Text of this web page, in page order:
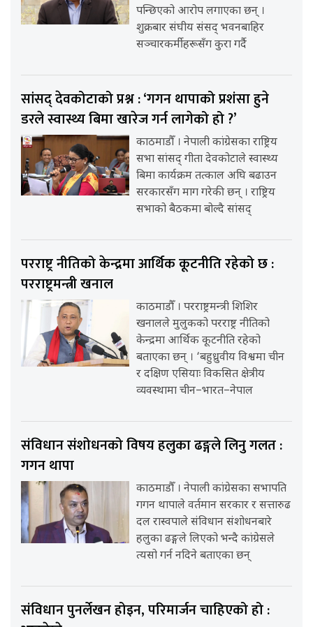
पन्छिएको आरोप लगाएका छन् ।
शुक्रबार संघीय संसद् भवनबाहिर
सञ्चारकर्मीहरूसँग कुरा गर्दै
सांसद् देवकोटाको प्रश्न : ‘गगन थापाको प्रशंसा हुने
डरले स्वास्थ्य बिमा खारेज गर्न लागेको हो ?’
काठमाडौँ । नेपाली कांग्रेसका राष्ट्रिय
सभा सांसद् गीता देवकोटाले स्वास्थ्य
बिमा कार्यक्रम तत्काल अघि बढाउन
सरकारसँग माग गरेकी छन् । राष्ट्रिय
सभाको बैठकमा बोल्दै सांसद्
परराष्ट्र नीतिको केन्द्रमा आर्थिक कूटनीति रहेको छ :
परराष्ट्रमन्त्री खनाल
काठमाडौँ । परराष्ट्रमन्त्री शिशिर
खनालले मुलुकको परराष्ट्र नीतिको
केन्द्रमा आर्थिक कूटनीति रहेको
बताएका छन् । ‘बहुध्रुवीय विश्वमा चीन
र दक्षिण एसियाः विकसित क्षेत्रीय
व्यवस्थामा चीन–भारत–नेपाल
संविधान संशोधनको विषय हलुका ढङ्गले लिनु गलत :
गगन थापा
काठमाडौँ । नेपाली कांग्रेसका सभापति
गगन थापाले वर्तमान सरकार र सत्तारुढ
दल रास्वपाले संविधान संशोधनबारे
हलुका ढङ्गले लिएको भन्दै कांग्रेसले
त्यसो गर्न नदिने बताएका छन्
संविधान पुनर्लेखन होइन, परिमार्जन चाहिएको हो :